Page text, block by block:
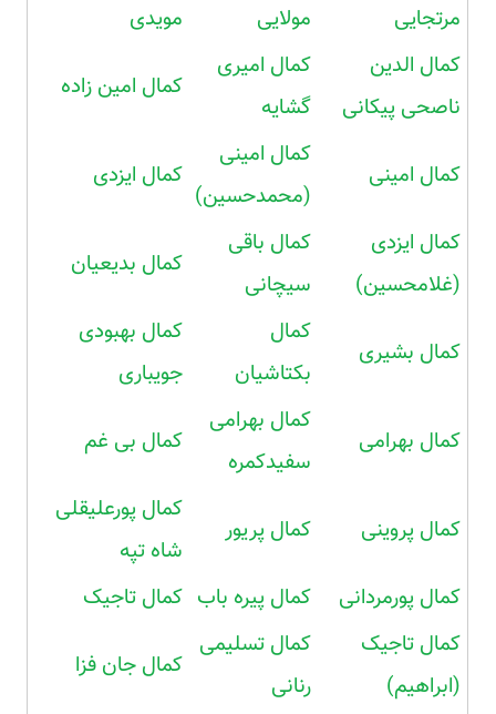
مرتجایی
مولایی
مویدی
کمال الدین
ناصحی پیکانی
کمال امیری
گشایه
کمال امین زاده
کمال امینی
کمال امینی
(محمدحسین)
کمال ایزدی
کمال ایزدی
(غلامحسین)
کمال باقی
سیچانی
کمال بدیعیان
کمال بشیری
کمال
بکتاشیان
کمال بهبودی
جویباری
کمال بهرامی
کمال بهرامی
سفیدکمره
کمال بی غم
کمال پروینی کمال پریور
کمال پورعلیقلی
شاه تپه
کمال پورمردانی
کمال پیره باب کمال تاجیک
کمال تاجیک
(ابراهیم)
کمال تسلیمی
رنانی
کمال جان فزا